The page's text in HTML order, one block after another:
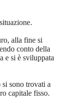
alla fine si
conto della
e si è sviluppata
sono trovati a
capitale fisso.